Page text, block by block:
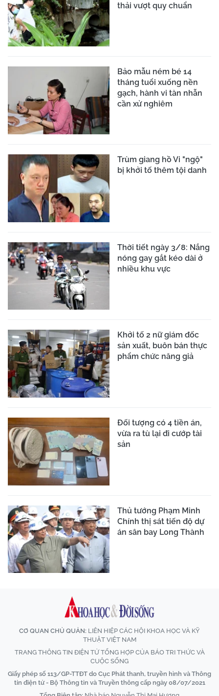
thải vượt quy chuẩn
Bảo mẫu ném bé 14
tháng tuổi xuống nền
gạch, hành vi tàn nhẫn
cần xử nghiêm
Trùm giang hồ Vi "ngộ"
bị khởi tố thêm tội danh
Thời tiết ngày 3/8: Nắng
nóng gay gắt kéo dài ở
nhiều khu vực
Khởi tố 2 nữ giám đốc
sản xuất, buôn bán thực
phẩm chức năng giả
Đối tượng có 4 tiền án,
vừa ra tù lại đi cướp tài
sản
Thủ tướng Phạm Minh
Chính thị sát tiến độ dự
án sân bay Long Thành
CƠ QUAN CHỦ QUẢN: LIÊN HIỆP CÁC HỘI KHOA HỌC VÀ KỸ
THUẬT VIỆT NAM
TRANG THÔNG TIN ĐIỆN TỬ TỔNG HỢP CỦA BÁO TRI THỨC VÀ
CUỘC SỐNG
Giấy phép số 113/GP-TTĐT do Cục Phát thanh, truyền hình và Thông
tin điện tử - Bộ Thông tin và Truyền thông cấp ngày 08/07/2021